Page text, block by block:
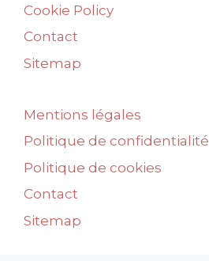
Cookie Policy
Contact
Sitemap
Mentions légales
Politique de confidentialité
Politique de cookies
Contact
Sitemap